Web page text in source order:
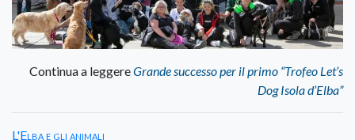
Continua a leggereGrande successo per il primo “Trofeo Let’s
Dog Isola d’Elba”
L'Elba e gli animali